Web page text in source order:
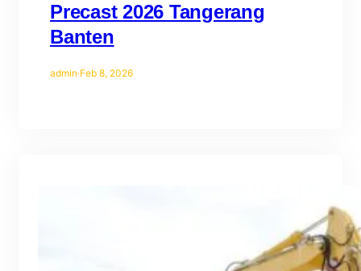
Precast 2026 Tangerang
Banten
admin·Feb 8, 2026